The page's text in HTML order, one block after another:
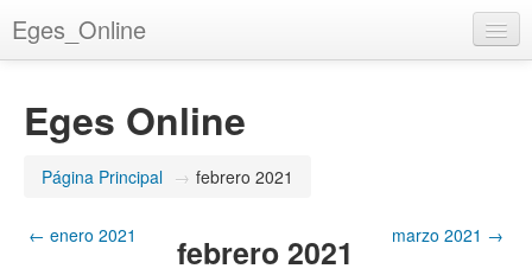
Eges_Online
Usted no se ha identificado. (Entrar
Eges Online
Página Principal → febrero 2021
← enero 2021 febrero 2021 marzo 2021 →